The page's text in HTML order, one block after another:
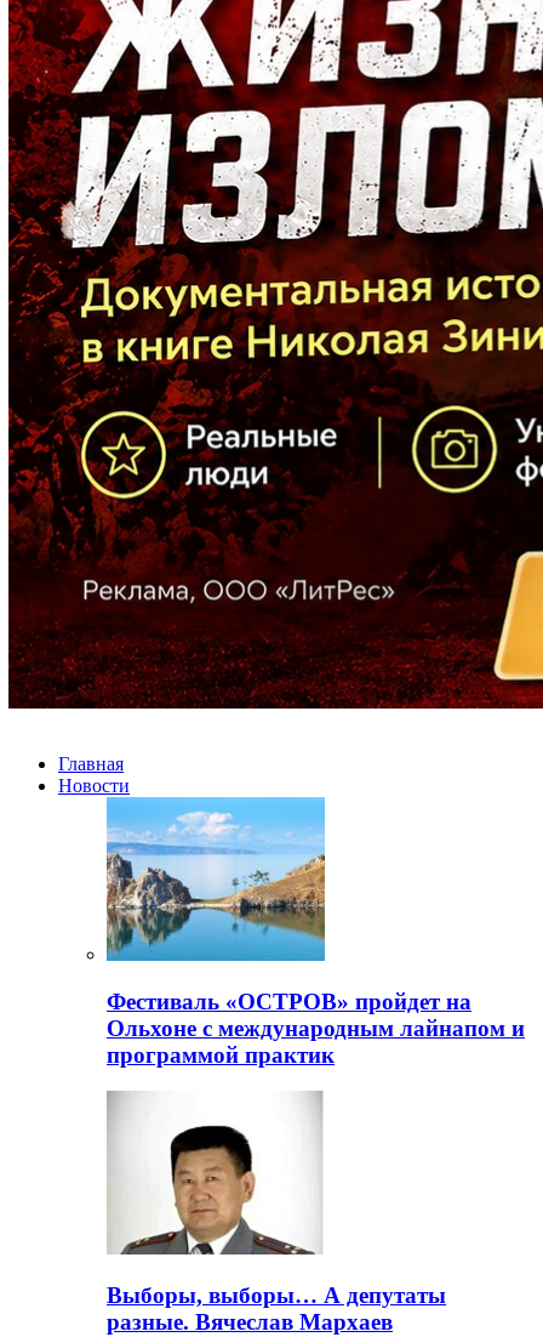
Главная
Новости
Фестиваль «ОСТРОВ» пройдет на
Ольхоне с международным лайнапом и
программой практик
Выборы, выборы… А депутаты
разные. Вячеслав Мархаев